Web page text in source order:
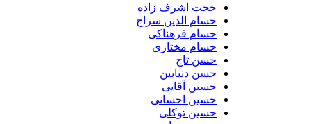
حجت اشرف زاده
حسام الدین سراج
حسام فرهناکی
حسام مختاری
حسن تاج
حسن دنیابین
حسین آقایی
حسین احسانی
حسین توکلی